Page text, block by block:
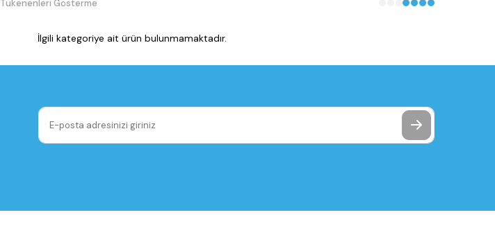
Tükenenleri Gösterme
İlgili kategoriye ait ürün bulunmamaktadır.